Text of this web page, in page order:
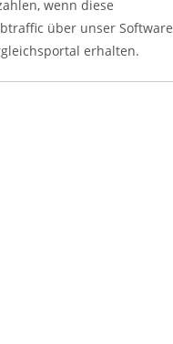
wenn diese
über unser Software
erhalten.